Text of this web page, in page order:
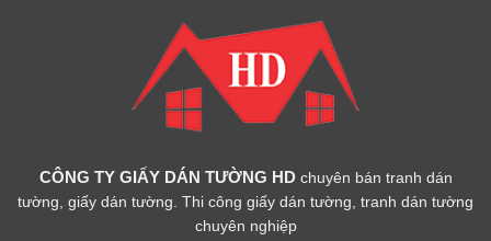
CÔNG TY GIẤY DÁN TƯỜNG HD chuyên bán tranh dán
tường, giấy dán tường. Thi công giấy dán tường, tranh dán tường
chuyên nghiệp